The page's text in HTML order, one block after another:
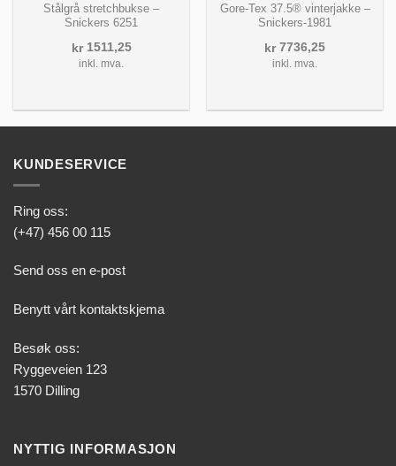
Stålgrå stretchbukse –
Snickers 6251
kr1511,25
inkl. mva.
Gore-Tex 37.5® vinterjakke –
Snickers-1981
kr7736,25
inkl. mva.
KUNDESERVICE
Ring oss:
(+47) 456 00 115
Send oss en e-post
Benytt vårt kontaktskjema
Besøk oss:
Ryggeveien 123
1570 Dilling
NYTTIG INFORMASJON